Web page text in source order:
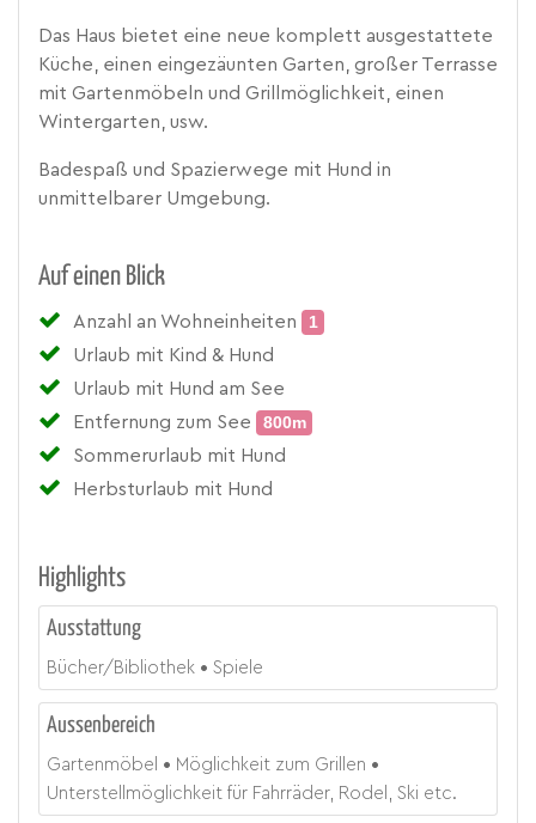
Das Haus bietet eine neue komplett ausgestattete
Küche, einen eingezäunten Garten, großer Terrasse
mit Gartenmöbeln und Grillmöglichkeit, einen
Wintergarten, usw.
Badespaß und Spazierwege mit Hund in
unmittelbarer Umgebung.
Auf einen Blick
Anzahl an Wohneinheiten
1
Urlaub mit Kind & Hund
Urlaub mit Hund am See
Entfernung zum See
800m
Sommerurlaub mit Hund
Herbsturlaub mit Hund
Highlights
Ausstattung
Bücher/Bibliothek Spiele
Aussenbereich
Gartenmöbel
Möglichkeit zum Grillen
Unterstellmöglichkeit für Fahrräder, Rodel, Ski etc.